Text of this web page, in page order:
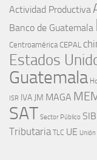
Actividad Productiva
Banco de Guatemala
Centroamérica CEPAL
Estados
Guatemala
ISR IVA JM MAGA
SAT Sector Público SIB
Tributaria TLC UE